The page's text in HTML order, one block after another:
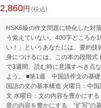
2,860円 (税込)
HSK6級の作文問題に特化した対
う覚えていない。400字どころか
い！」というあなたには、要約
身につけるには、この本の段階
で3週間、読む時に意識すべき点
よう。 ■第1週 中国語作文の基
国語の文の基本構造 火曜日：中
文 水曜日：文の内容を豊かにす
章の内容を豊かにする “扩写”の